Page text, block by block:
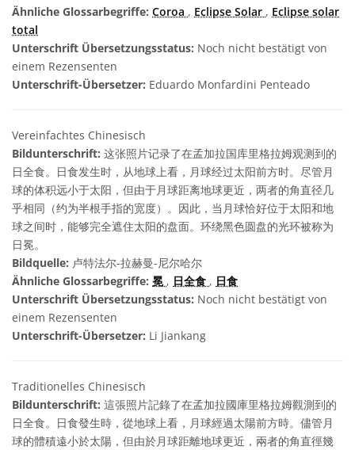
Ähnliche Glossarbegriffe: Coroa , Eclipse Solar , Eclipse solar
total
Unterschrift Übersetzungsstatus: Noch nicht bestätigt von
einem Rezensenten
Unterschrift-Übersetzer: Eduardo Monfardini Penteado
Vereinfachtes Chinesisch
Bildunterschrift: 这张照片记录了在孟加拉国库里格拉姆观测到的
日全食。日食发生时，从地球上看，月球经过太阳前方时。尽管月
球的体积远小于太阳，但由于月球距离地球更近，两者的角直径几
乎相同（约为半根手指的宽度）。因此，当月球恰好位于太阳和地
球之间时，能够完全遮住太阳的盘面。环绕黑色圆盘的光环被称为
日冕。
Bildquelle: 卢特法尔-拉赫曼-尼尔哈尔
Ähnliche Glossarbegriffe: 冕 , 日全食 , 日食
Unterschrift Übersetzungsstatus: Noch nicht bestätigt von
einem Rezensenten
Unterschrift-Übersetzer: Li Jiankang
Traditionelles Chinesisch
Bildunterschrift: 這張照片記錄了在孟加拉國庫里格拉姆觀測到的
日全食。日食發生時，從地球上看，月球經過太陽前方時。儘管月
球的體積遠小於太陽，但由於月球距離地球更近，兩者的角直徑幾